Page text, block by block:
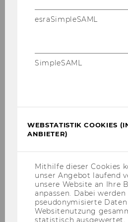
Double Non-Taxation -
Die Rolle von
BEPS and Double
OeNB
The Emergence of
Rules - OeNB
esraSimpleSAML
SimpleSAML
WEBSTATISTIK COOKIES
ANBIETER)
Mithilfe dieser Cookies
unser Angebot laufend
unsere Website an Ihre
anpassen. Dabei werden
pseudonymisierte
Websitenutzung
statistisch ausgewertet.